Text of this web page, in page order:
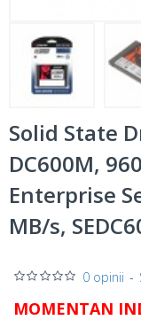
Solid State
DC600M,
Enterprise
MB/s,
MOMENTAN
0 opinii -